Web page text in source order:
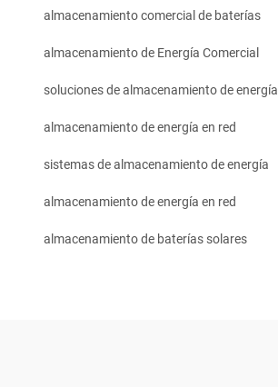
almacenamiento comercial de baterías
almacenamiento de Energía Comercial
soluciones de almacenamiento de
almacenamiento de energía en red
sistemas de almacenamiento de energía
almacenamiento de energía en red
almacenamiento de baterías solares